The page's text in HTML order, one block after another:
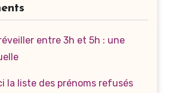
entre 3h et 5h : une
la liste des prénoms refusés